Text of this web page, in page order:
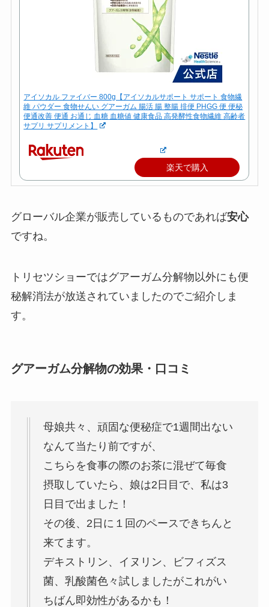
アイソカル ファイバー 800g【アイソカルサポート サポート 食物繊
維 パウダー 食物せんい グアーガム 腸活 腸 整腸 排便 PHGG 便 便秘
便通改善 便通 お通じ 血糖 血糖値 健康食品 高発酵性食物繊維 高齢者
サプリ サプリメント】
楽天で購入
グローバル企業が販売しているものであれば安心
ですね。
トリセツショーではグアーガム分解物以外にも便
秘解消法が放送されていましたのでご紹介しま
す。
グアーガム分解物の効果・口コミ
母娘共々、頑固な便秘症で1週間出ない
なんて当たり前ですが、
こちらを食事の際のお茶に混ぜて毎食
摂取していたら、 娘は2日目で、私は3
日目で出ました！
その後、2日に１回のペースできちんと
来てます。
デキストリン、イヌリン、
ビフィズス
菌、乳酸菌色々試しましたがこれがい
ちばん即効性があるかも！